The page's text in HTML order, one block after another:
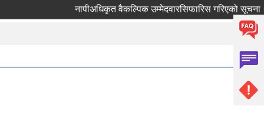
नापीअधिकृत वैकल्पिक उम्मेदवारसिफारिस गरिएको सूचना।